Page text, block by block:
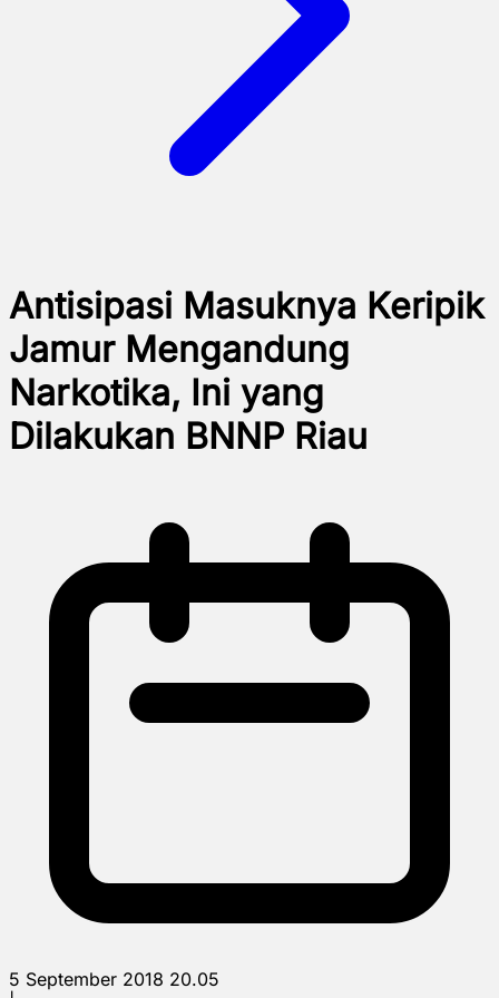
Antisipasi Masuknya Keripik
Jamur Mengandung
Narkotika, Ini yang
Dilakukan BNNP Riau
5 September 2018 20.05